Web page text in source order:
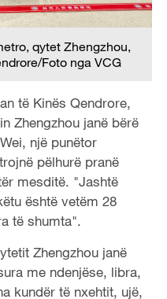
qytet Zhengzhou,
Foto nga VCG
të Kinës Qendrore,
Zhengzhou janë bërë
një punëtor
pëlhurë pranë
mesditë. "Jashtë
është vetëm 28
të shumta".
Zhengzhou janë
me ndenjëse, libra,
kundër të nxehtit, ujë,